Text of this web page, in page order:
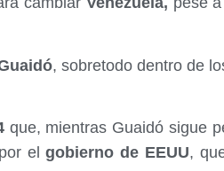
, sobretodo dentro de
que, mientras Guaidó sigue
por elgobierno de EEUU,